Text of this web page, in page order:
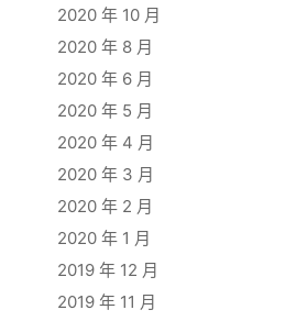
2020 年 10 月
2020 年 8 月
2020 年 6 月
2020 年 5 月
2020 年 4 月
2020 年 3 月
2020 年 2 月
2020 年 1 月
2019 年 12 月
2019 年 11 月